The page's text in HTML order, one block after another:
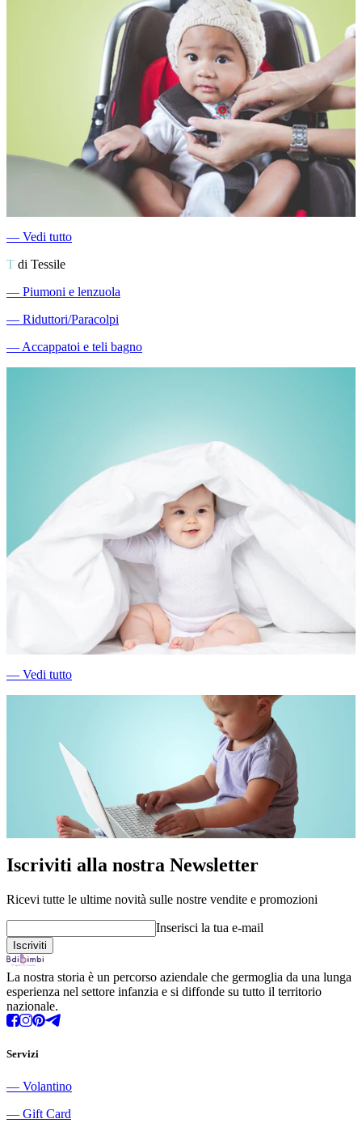
― Vedi tutto
T di Tessile
― Piumoni e lenzuola
― Riduttori/Paracolpi
―Accappatoi e teli bagno
― Vedi tutto
Iscriviti alla nostra Newsletter
Ricevi tutte le ultime novità sulle nostre vendite e promozioni
Inserisci la tua e-mail
La nostra storia è un percorso aziendale che germoglia da una lunga
esperienza nel settore infanzia e si diffonde su tutto il territorio
nazionale.
Servizi
― Volantino
― Gift Card